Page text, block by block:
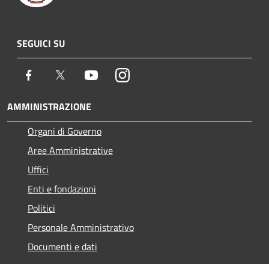
SEGUICI SU
Facebook Twitter YoutubeInstagram
AMMINISTRAZIONE
Organi di Governo
Aree Amministrative
Uffici
Enti e fondazioni
Politici
Personale Amministrativo
Documenti e dati